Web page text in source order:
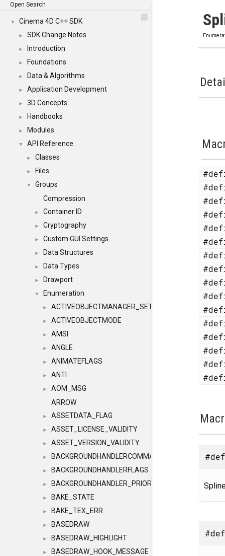
Open Search
▼ Cinema 4D C++ SDK
► SDK Change Notes
► Introduction
► Foundations
► Data & Algorithms
► Application Development
► 3D Concepts
► Handbooks
► Modules
▼ API Reference
► Classes
► Files
▼
Groups
Compression
► Container ID
► Cryptography
► Custom GUI Settings
► Data Structures
► Data Types
► Drawport
▼ Enumeration
► ACTIVEOBJECTMANAGER_SETOBJECTS
► ACTIVEOBJECTMODE
► AMSI
► ANGLE
► ANIMATEFLAGS
► ANTI
►
AOM_MSG
ARROW
► ASSETDATA_FLAG
► ASSET_LICENSE_VALIDITY
► ASSET_VERSION_VALIDITY
► BACKGROUNDHANDLERCOMMAND
► BACKGROUNDHANDLERFLAGS
► BACKGROUNDHANDLER_PRIORITY
► BAKE_STATE
► BAKE_TEX_ERR
► BASEDRAW
► BASEDRAW_HIGHLIGHT
► BASEDRAW_HOOK_MESSAGE